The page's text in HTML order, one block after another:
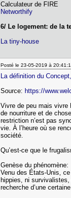
Calculateur de FIRE
Networthify
6/ Le logement: de la
La tiny-house
Posté le 23-05-2019 à
La définition du
Source: https://
Vivre de peu mais vivre
de nourriture et de
restriction n’est pas
vie. À l’heure où se
société.
Qu’est-ce que le
Genèse du phénomène:
Venu des États-Unis,
hippies, ni
recherche d’une